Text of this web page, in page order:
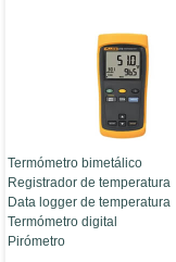
Termómetro bimetálico
Registrador de temperatura
Data logger de temperatura
Termómetro digital
Pirómetro